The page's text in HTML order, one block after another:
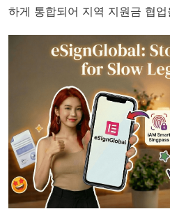
하게 통합되어 지역 지원금 협